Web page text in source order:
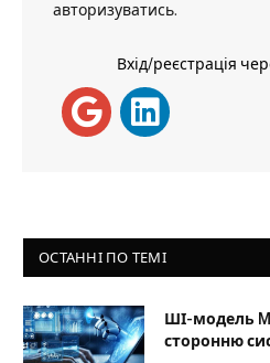
авторизуватись.
Вхід/реєстрація
ОСТАННІ ПО ТЕМІ
ШІ-модель
сторонню